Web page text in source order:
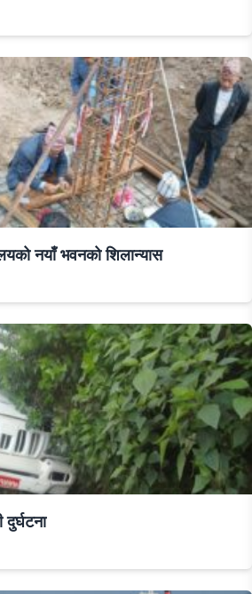
नयाँ भवनको शिलान्यास